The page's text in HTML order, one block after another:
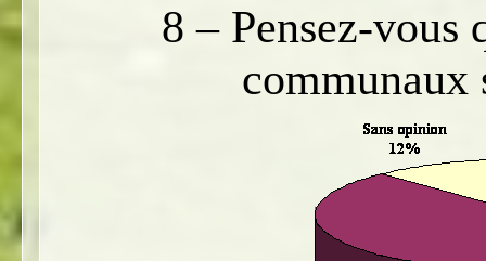
8 – Pensez-vous
communaux